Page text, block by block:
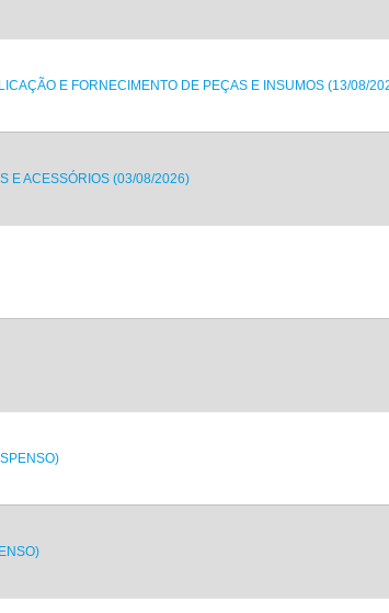
E FORNECIMENTO DE PEÇAS E INSUMOS (13/08/
E ACESSÓRIOS (03/08/2026)